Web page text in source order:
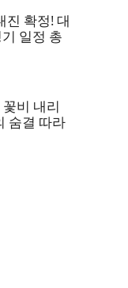
진 확정! 대
일정 총
비 내리
숨결 따라